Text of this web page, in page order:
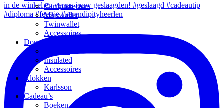
Cardprotectors
Miniwallet
Twinwallet
Accessoires
Dopper
Insulated
Accessoires
Klokken
Karlsson
Cadeau’s
Boeken